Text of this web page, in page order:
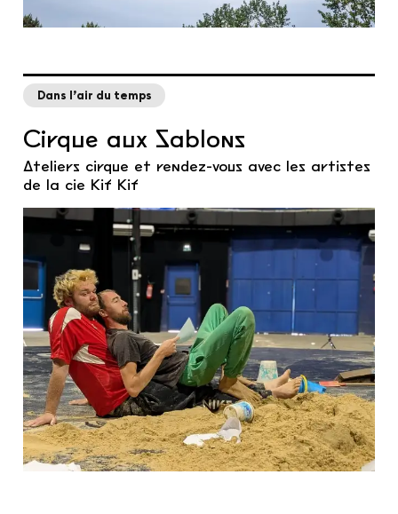
Dans l’air du temps
Cirque aux Sablons
Ateliers cirque et rendez-vous avec les artistes
de la cie Kif Kif